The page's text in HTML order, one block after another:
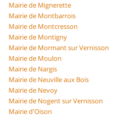
Mairie de Mignerette
Mairie de Montbarrois
Mairie de Montcresson
Mairie de Montigny
Mairie de Mormant sur Vernisson
Mairie de Moulon
Mairie de Nargis
Mairie de Neuville aux Bois
Mairie de Nevoy
Mairie de Nogent sur Vernisson
Mairie d'Oison